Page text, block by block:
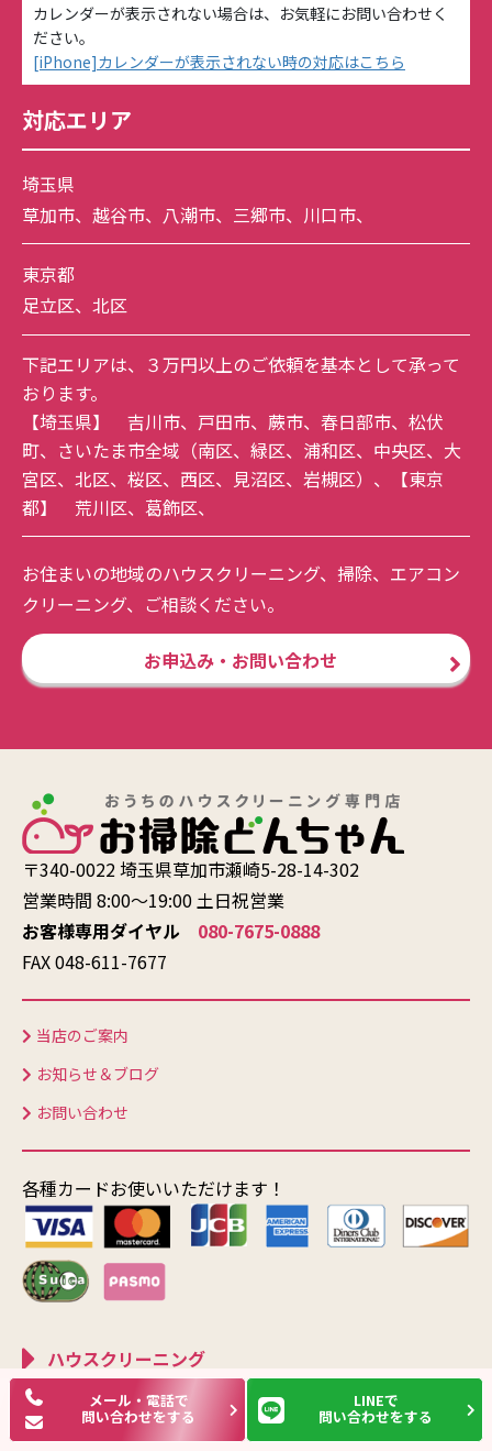
カレンダーが表示されない場合は、お気軽にお問い合わせく
ださい。
[iPhone]カレンダーが表示されない時の対応はこちら
対応エリア
埼玉県
草加市、 越谷市、 八潮市、 三郷市、 川口市、
東京都
足立区、 北区
下記エリアは、３万円以上のご依頼を基本として承って
おります。
【埼玉県】 吉川市、 戸田市、 蕨市、 春日部市、 松伏
町、 さいたま市全域 （南区、 緑区、 浦和区、 中央区、 大
宮区、 北区、 桜区、 西区、 見沼区、 岩槻区）、【東京
都】 荒川区、 葛飾区、
お住まいの地域のハウスクリーニング、掃除、エアコン
クリーニング、ご相談ください。
お申込み・お問い合わせ
〒340-0022 埼玉県草加市瀬崎5-28-14-302
営業時間 8:00〜19:00 土日祝営業
お客様専用ダイヤル 080-7675-0888
FAX 048-611-7677
当店のご案内
お知らせ＆ブログ
お問い合わせ
各種カードお使いいただけます！
ハウスクリーニング
エアコンメール・電話で
問い合わせをする
LINEで
問い合わせをする